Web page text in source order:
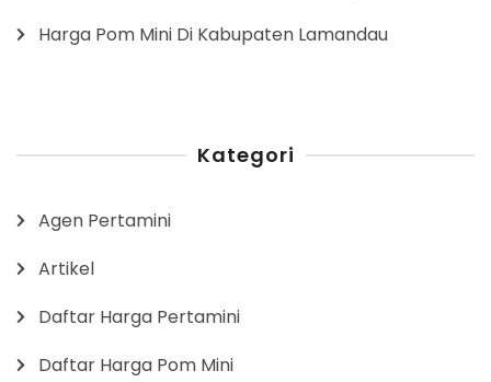
Harga Pom Mini Di Kabupaten Lamandau
Kategori
Agen Pertamini
Artikel
Daftar Harga Pertamini
Daftar Harga Pom Mini